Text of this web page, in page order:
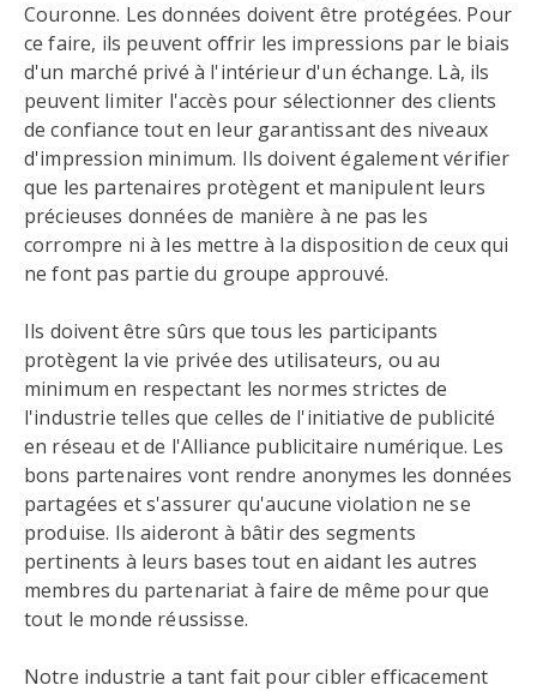
Couronne. Les données doivent être protégées. Pour
ce faire, ils peuvent offrir les impressions par le biais
d'un marché privé à l'intérieur d'un échange. Là, ils
peuvent limiter l'accès pour sélectionner des clients
de confiance tout en leur garantissant des niveaux
d'impression minimum. Ils doivent également vérifier
que les partenaires protègent et manipulent leurs
précieuses données de manière à ne pas les
corrompre ni à les mettre à la disposition de ceux qui
ne font pas partie du groupe approuvé.
Ils doivent être sûrs que tous les participants
protègent la vie privée des utilisateurs, ou au
minimum en respectant les normes strictes de
l'industrie telles que celles de l'initiative de publicité
en réseau et de l'Alliance publicitaire numérique. Les
bons partenaires vont rendre anonymes les données
partagées et s'assurer qu'aucune violation ne se
produise. Ils aideront à bâtir des segments
pertinents à leurs bases tout en aidant les autres
membres du partenariat à faire de même pour que
tout le monde réussisse.
Notre industrie a tant fait pour cibler efficacement